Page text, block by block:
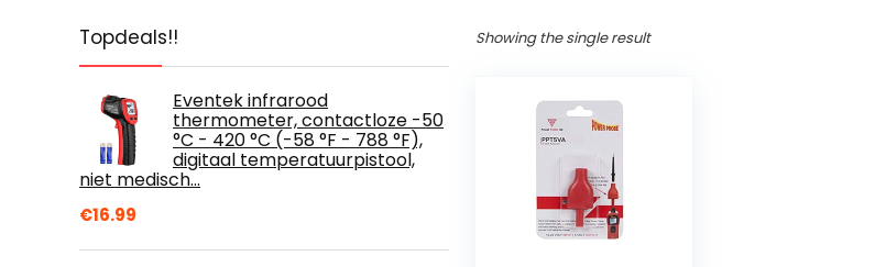
Topdeals!!
Eventek infrarood
thermometer, contactloze -50
°C - 420 °C (-58 °F - 788 °F),
digitaal temperatuurpistool,
niet medisch…
€16.99
Showing the single result